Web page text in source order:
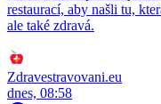
restaurací, aby našli tu,
ale také zdravá.
Zdravestravovani.eu
dnes, 08:58